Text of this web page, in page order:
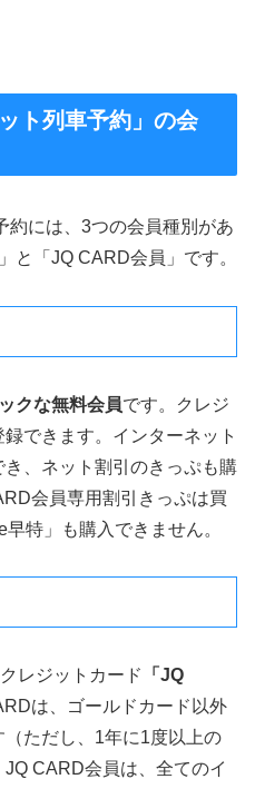
ト列車予約」の会
約には、3つの会員種別があ
と「JQ CARD会員」です。
クな無料会員です。クレジ
できます。インターネット
、ネット割引のきっぷも購
会員専用割引きっぷは買
特」も購入できません。
レジットカード
「JQ
は、ゴールドカード以外
ただし、1年に1度以上の
CARD会員は、全てのイ